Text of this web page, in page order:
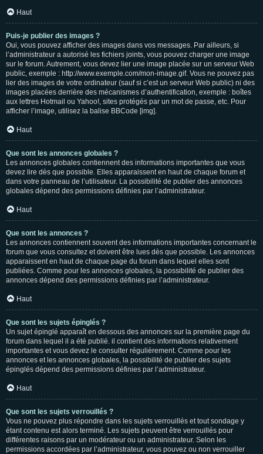
Haut
Puis-je publier des images ?
Oui, vous pouvez afficher des images dans vos messages. Par ailleurs, si
l’administrateur a autorisé les fichiers joints, vous pouvez charger une image
sur le forum. Autrement, vous devez lier une image placée sur un serveur Web
public, exemple : http://www.exemple.com/mon-image.gif. Vous ne pouvez pas
lier des images de votre ordinateur (sauf si c’est un serveur Web public) ni des
images placées derrière des mécanismes d’authentification, exemple : boîtes
aux lettres Hotmail ou Yahoo!, sites protégés par un mot de passe, etc. Pour
afficher l’image, utilisez la balise BBCode [img].
Haut
Que sont les annonces globales ?
Les annonces globales contiennent des informations importantes que vous
devez lire dès que possible. Elles apparaissent en haut de chaque forum et
dans votre panneau de l’utilisateur. La possibilité de publier des annonces
globales dépend des permissions définies par l’administrateur.
Haut
Que sont les annonces ?
Les annonces contiennent souvent des informations importantes concernant le
forum que vous consultez et doivent être lues dès que possible. Les annonces
apparaissent en haut de chaque page du forum dans lequel elles sont
publiées. Comme pour les annonces globales, la possibilité de publier des
annonces dépend des permissions définies par l’administrateur.
Haut
Que sont les sujets épinglés ?
Un sujet épinglé apparaît en dessous des annonces sur la première page du
forum dans lequel il a été publié. il contient des informations relativement
importantes et vous devez le consulter régulièrement. Comme pour les
annonces et les annonces globales, la possibilité de publier des sujets
épinglés dépend des permissions définies par l’administrateur.
Haut
Que sont les sujets verrouillés ?
Vous ne pouvez plus répondre dans les sujets verrouillés et tout sondage y
étant contenu est alors terminé. Les sujets peuvent être verrouillés pour
différentes raisons par un modérateur ou un administrateur. Selon les
permissions accordées par l’administrateur, vous pouvez ou non verrouiller